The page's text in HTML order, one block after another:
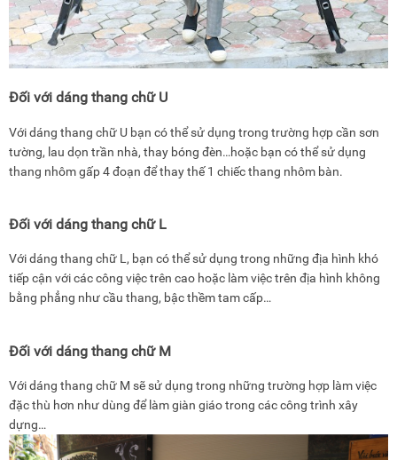
Đối với dáng thang chữ U
Với dáng thang chữ U bạn có thể sử dụng trong trường hợp cần sơn
tường, lau dọn trần nhà, thay bóng đèn…hoặc bạn có thể sử dụng
thang nhôm gấp 4 đoạn để thay thế 1 chiếc thang nhôm bàn.
Đối với dáng thang chữ L
Với dáng thang chữ L, bạn có thể sử dụng trong những địa hình khó
tiếp cận với các công việc trên cao hoặc làm việc trên địa hình không
bằng phẳng như cầu thang, bậc thềm tam cấp…
Đối với dáng thang chữ M
Với dáng thang chữ M sẽ sử dụng trong những trường hợp làm việc
đặc thù hơn như dùng để làm giàn giáo trong các công trình xây
dựng…